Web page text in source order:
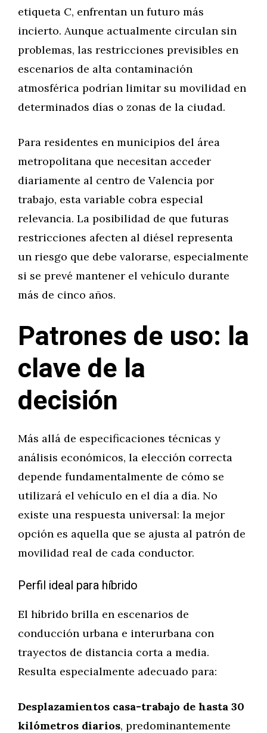
etiqueta C, enfrentan un futuro más
incierto. Aunque actualmente circulan sin
problemas, las restricciones previsibles en
escenarios de alta contaminación
atmosférica podrían limitar su movilidad en
determinados días o zonas de la ciudad.
Para residentes en municipios del área
metropolitana que necesitan acceder
diariamente al centro de Valencia por
trabajo, esta variable cobra especial
relevancia. La posibilidad de que futuras
restricciones afecten al diésel representa
un riesgo que debe valorarse, especialmente
si se prevé mantener el vehículo durante
más de cinco años.
Patrones de uso: la
clave de la
decisión
Más allá de especificaciones técnicas y
análisis económicos, la elección correcta
depende fundamentalmente de cómo se
utilizará el vehículo en el día a día. No
existe una respuesta universal: la mejor
opción es aquella que se ajusta al patrón de
movilidad real de cada conductor.
Perfil ideal para híbrido
El híbrido brilla en escenarios de
conducción urbana e interurbana con
trayectos de distancia corta a media.
Resulta especialmente adecuado para:
Desplazamientos casa-trabajo de hasta 30
kilómetros diarios, predominantemente